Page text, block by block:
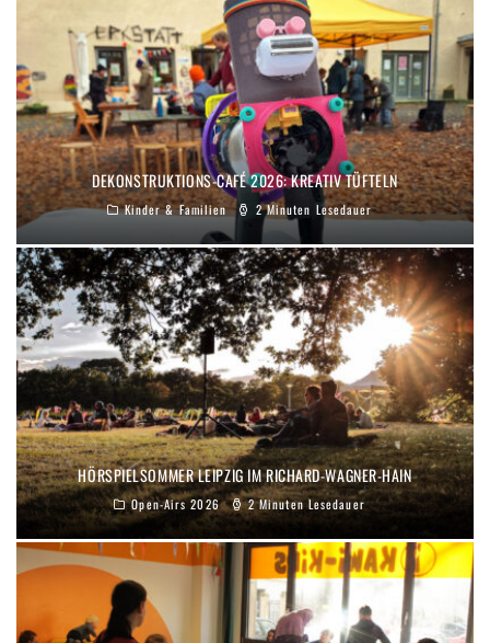
DEKONSTRUKTIONS-CAFÉ 2026: KREATIV TÜFTELN
Kinder & Familien 2 Minuten Lesedauer
HÖRSPIELSOMMER LEIPZIG IM RICHARD-WAGNER-HAIN
Open-Airs 2026 2 Minuten Lesedauer